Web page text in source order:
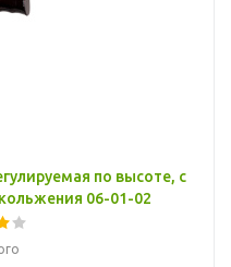
по высоте, с
06-01-02